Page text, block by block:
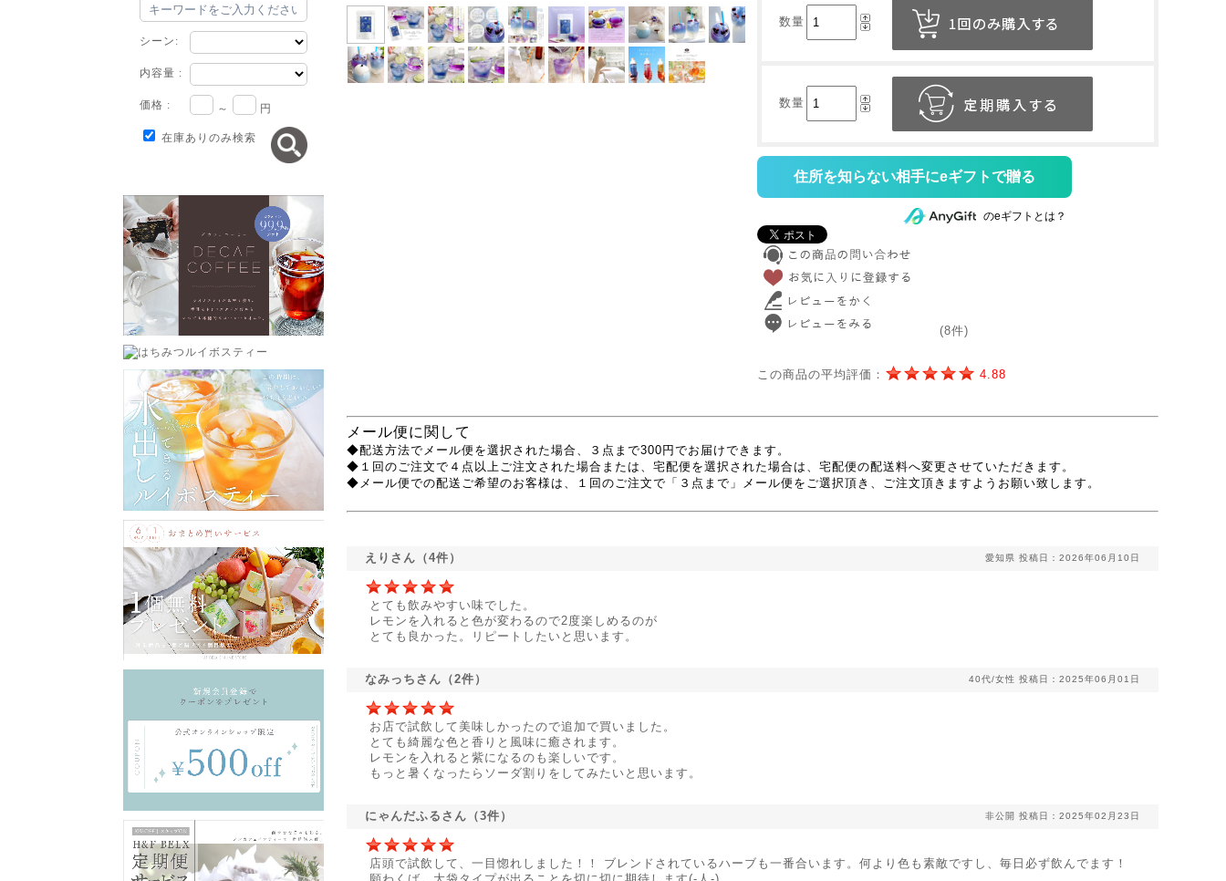
シーン:
内容量 :
価格 : ～ 円
在庫ありのみ検索
数量
数量
住所を知らない相手にeギフトで贈る
のeギフトとは？
(8件)
この商品の平均評価： 4.88
メール便に関して
◆配送方法でメール便を選択された場合、３点まで300円でお届けできます。
◆１回のご注文で４点以上ご注文された場合または、宅配便を選択された場合は、宅配便の配送料へ変更させていただきます。
◆メール便での配送ご希望のお客様は、１回のご注文で「３点まで」メール便をご選択頂き、ご注文頂きますようお願い致します。
えりさん（4件） 愛知県 投稿日：2026年06月10日
とても飲みやすい味でした。
レモンを入れると色が変わるので2度楽しめるのが
とても良かった。リピートしたいと思います。
なみっちさん（2件） 40代/女性 投稿日：2025年06月01日
お店で試飲して美味しかったので追加で買いました。
とても綺麗な色と香りと風味に癒されます。
レモンを入れると紫になるのも楽しいです。
もっと暑くなったらソーダ割りをしてみたいと思います。
にゃんだふるさん（3件） 非公開 投稿日：2025年02月23日
店頭で試飲して、一目惚れしました！！ ブレンドされているハーブも一番合います。何より色も素敵ですし、毎日必ず飲んでます！